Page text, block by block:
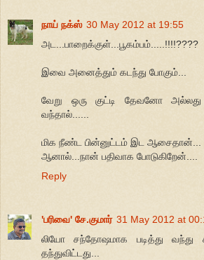
நாய் நக்ஸ் 30 May 2012 at 19:55
அட...பாறைக்குள்...பூகம்பம்.....!!!!????
இவை அனைத்தும் கடந்து போகும்...
வேறு ஒரு குட்டி தேவனோ
வந்தால்......
மிக நீண்ட பின்னுட்டம் இட ஆசைதான்...
ஆனால்...நான் பதிவாக போடுகிறேன்....
Reply
'பரிவை' சே.குமார் 31 May 2012 at
லியோ சந்தோஷமாக படித்து வந்து
தந்துவிட்டது...